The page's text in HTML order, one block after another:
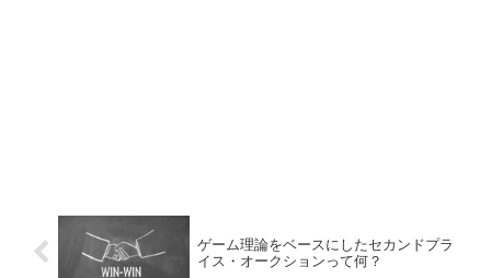
ゲーム理論をベースにしたセカンドプラ
イス・オークションって何？